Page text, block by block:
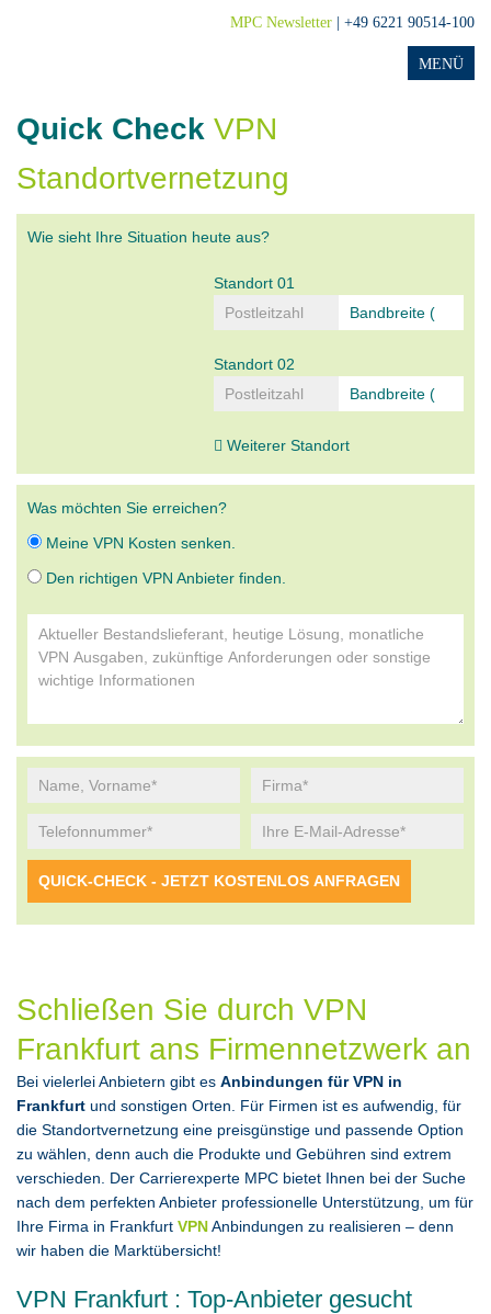
MPC Newsletter | +49 6221 90514-100
Quick Check VPN
Standortvernetzung
Wie sieht Ihre Situation heute aus?
Standort 01
Standort 02
Weiterer Standort
Was möchten Sie erreichen?
Meine VPN Kosten senken.
Den richtigen VPN Anbieter finden.
Schließen Sie durch VPN
Frankfurt ans Firmennetzwerk an
Bei vielerlei Anbietern gibt es Anbindungen für VPN in
Frankfurt und sonstigen Orten. Für Firmen ist es aufwendig, für
die Standortvernetzung eine preisgünstige und passende Option
zu wählen, denn auch die Produkte und Gebühren sind extrem
verschieden. Der Carrierexperte MPC bietet Ihnen bei der Suche
nach dem perfekten Anbieter professionelle Unterstützung, um für
Ihre Firma in Frankfurt VPNAnbindungen zu realisieren – denn
wir haben die Marktübersicht!
VPN Frankfurt : Top-Anbieter gesucht